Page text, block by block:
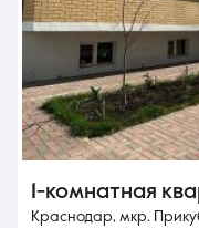
1-комнатная
Краснодар, мкр.